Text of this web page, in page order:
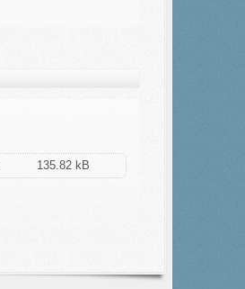
135.82 kB